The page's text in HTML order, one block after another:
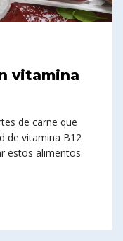
vitamina
de carne que
de vitamina B12
estos alimentos